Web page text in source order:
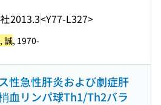
2013.3<Y77-L327>
誠, 1970-
性急性肝炎および劇症肝
血リンパ球Th1/Th2バラ